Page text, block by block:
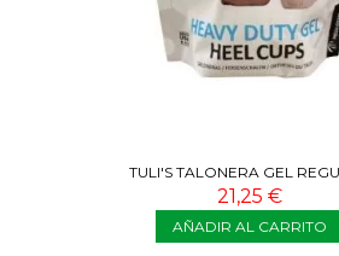
TULI'S TALONERA GEL
21,25 €
AÑADIR AL CARRITO